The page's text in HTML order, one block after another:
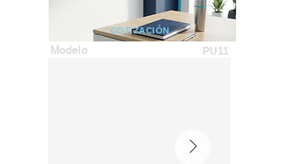
COTIZACIÓN
Modelo PU11